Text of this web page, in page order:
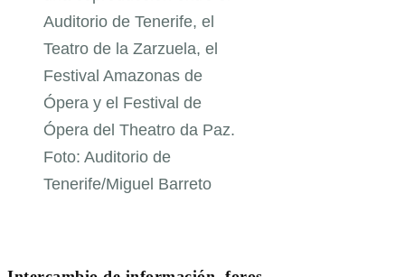
Auditorio de Tenerife, el
Teatro de la Zarzuela, el
Festival Amazonas de
Ópera y el Festival de
Ópera del Theatro da Paz.
Foto: Auditorio de
Tenerife/Miguel Barreto